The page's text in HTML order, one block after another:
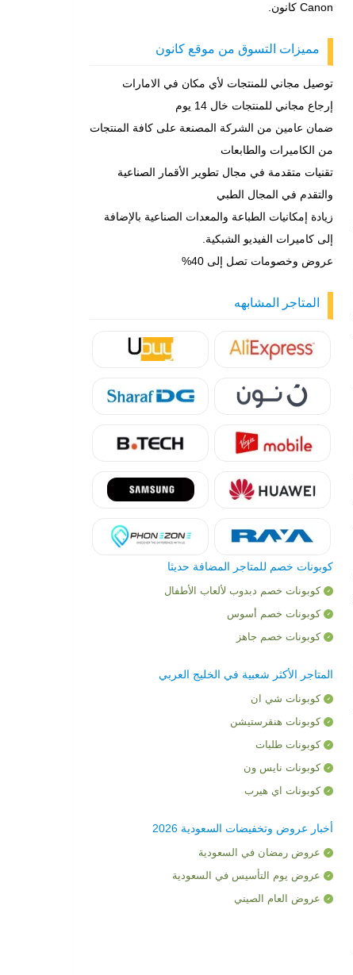
Canon كانون.
مميزات التسوق من موقع كانون
توصيل مجاني للمنتجات لأي مكان في الامارات
إرجاع مجاني للمنتجات خال 14 يوم
ضمان عامين من الشركة المصنعة على كافة المنتجات
من الكاميرات والطابعات
تقنيات متقدمة في مجال تطوير الأقمار الصناعية
والتقدم في المجال الطبي
زيادة إمكانيات الطباعة والمعدات الصناعية بالإضافة
إلى كاميرات الفيديو الشبكية.
عروض وخصومات تصل إلى 40%
المتاجر المشابهه
كوبونات خصم للمتاجر المضافة حديثا
كوبونات خصم دبدوب لألعاب الأطفال
كوبونات خصم أسوس
كوبونات خصم جاهز
المتاجر الأكثر شعبية في الخليج العربي
كوبونات شي ان
كوبونات هنقرستيشن
كوبونات طلبات
كوبونات نايس ون
كوبونات اي هيرب
أخبار عروض وتخفيضات السعودية 2026
عروض رمضان في السعودية
عروض يوم التأسيس في السعودية
عروض العام الصيني